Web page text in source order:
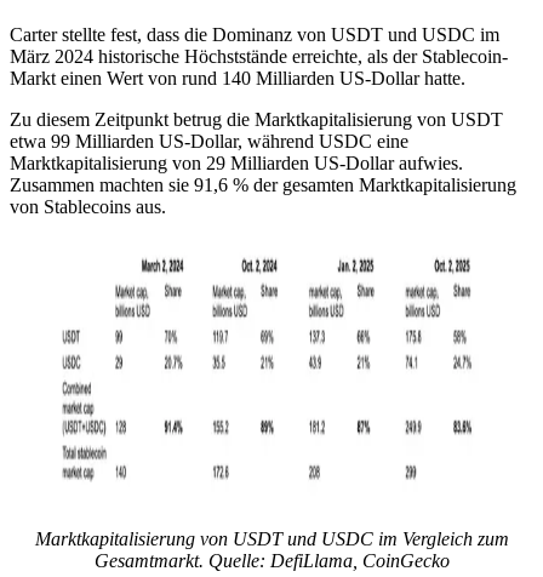
Carter stellte fest, dass die Dominanz von USDT und USDC im
März 2024 historische Höchststände erreichte, als der Stablecoin-
Markt einen Wert von rund 140 Milliarden US-Dollar hatte.
Zu diesem Zeitpunkt betrug die Marktkapitalisierung von USDT
etwa 99 Milliarden US-Dollar, während USDC eine
Marktkapitalisierung von 29 Milliarden US-Dollar aufwies.
Zusammen machten sie 91,6 % der gesamten Marktkapitalisierung
von Stablecoins aus.
Marktkapitalisierung von USDT und USDC im Vergleich zum
Gesamtmarkt. Quelle: DefiLlama, CoinGecko